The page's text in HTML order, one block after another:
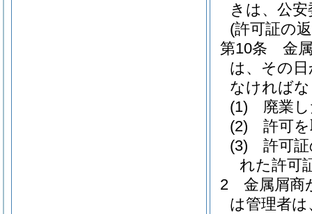
きは、公
(許可証の
第10条
金
は、その
なければ
(1)
廃業
(2)
許可
(3)
許可
れた許可
2
金属屑商
は管理者は